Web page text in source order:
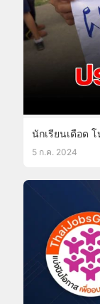
นักเรียนเดือด
5 ก.ค. 2024